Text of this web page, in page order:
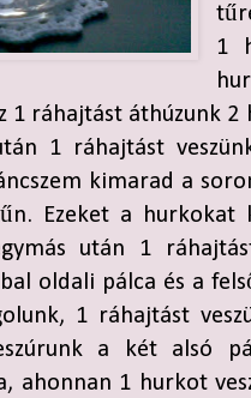
1
1 ráhajtást áthúzunk 2
1 ráhajtást
kimarad a
Ezeket a hurkokat
után 1
oldali pálca és a
1 ráhajtást
a két alsó
ahonnan 1 hurkot